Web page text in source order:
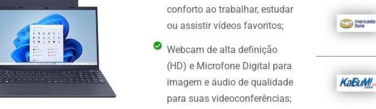
conforto ao trabalhar, estudar
ou assistir vídeos favoritos;
Webcam de alta definição
(HD) e Microfone Digital para
imagem e áudio de qualidade
para suas videoconferências;